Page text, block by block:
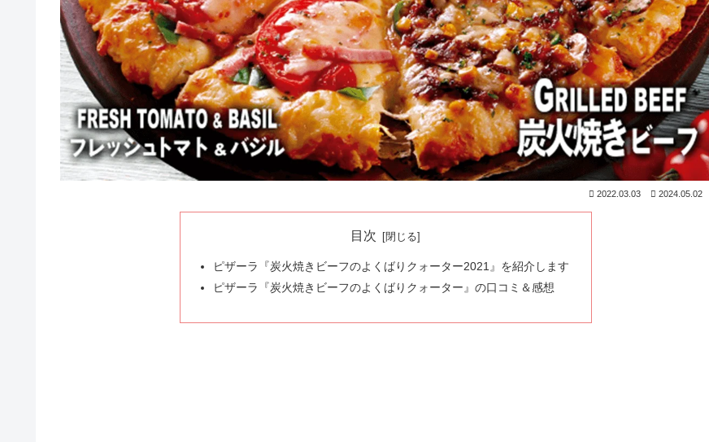
2022.03.03 2024.05.02
目次
ピザーラ『炭火焼きビーフのよくばりクォーター2021』を紹介します
ピザーラ『炭火焼きビーフのよくばりクォーター』の口コミ＆感想